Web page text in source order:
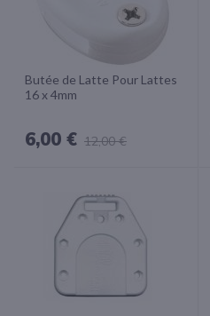
Butée de Latte Pour Lattes
16 x 4mm
6,00 € 12,00 €